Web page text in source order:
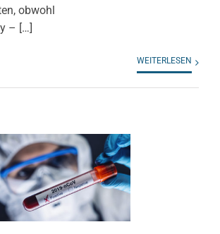
obwohl
– […]
WEITERLESEN